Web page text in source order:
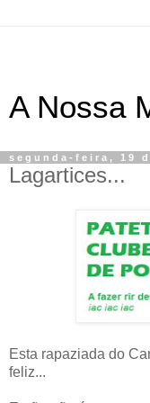
A Nossa
segunda-feira, 19
Lagartices...
Esta rapaziada do
feliz...